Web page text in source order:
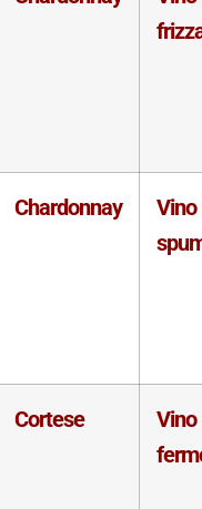
Chardonnay
Vino
Cortese
Vino